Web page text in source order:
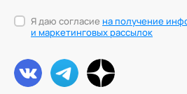
Я даю согласие на получение
и маркетинговых рассылок